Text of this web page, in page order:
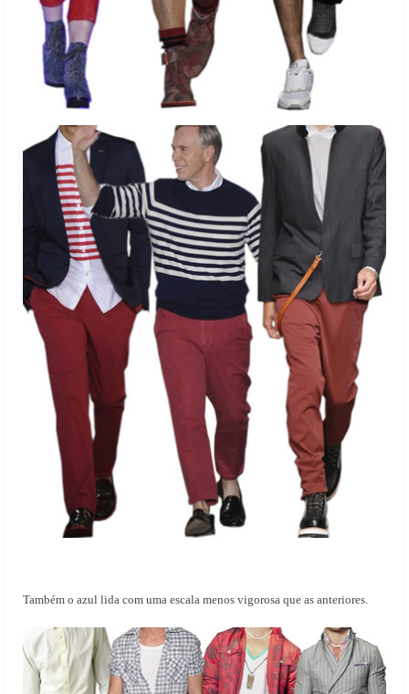
Também o azul lida com uma escala menos vigorosa que as anteriores.